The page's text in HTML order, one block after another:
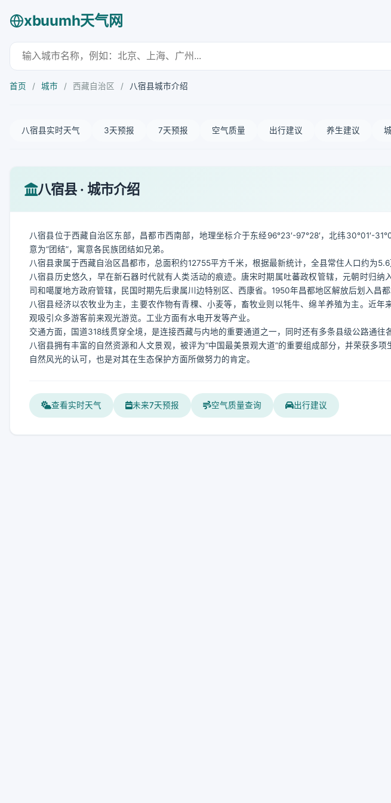
xbuumh天气网
首页 / 城市 / 西藏自治区 / 八宿县城市介绍
八宿县实时天气 3天预报 7天预报 空气质量 出行建议 养生建议
八宿县 · 城市介绍
八宿县位于西藏自治区东部，昌都市西南部，地理坐标介于东经96°23′-97°28′，北纬30°01′-
意为“团结”，寓意各民族团结如兄弟。
八宿县隶属于西藏自治区昌都市，总面积约12755平方千米，根据最新统计，全县常住人口约为5.6
八宿县历史悠久，早在新石器时代就有人类活动的痕迹。唐宋时期属吐蕃政权管辖，元朝时归纳
司和噶厦地方政府管辖，民国时期先后隶属川边特别区、西康省。1950年昌都地区解放后划入昌都
八宿县经济以农牧业为主，主要农作物有青稞、小麦等，畜牧业则以牦牛、绵羊养殖为主。近年
观吸引众多游客前来观光游览。工业方面有水电开发等产业。
交通方面，国道318线贯穿全境，是连接西藏与内地的重要通道之一，同时还有多条县级公路通往
八宿县拥有丰富的自然资源和人文景观，被评为“中国最美景观大道”的重要组成部分，并荣获多
自然风光的认可，也是对其在生态保护方面所做努力的肯定。
查看实时天气 未来7天预报 空气质量查询 出行建议